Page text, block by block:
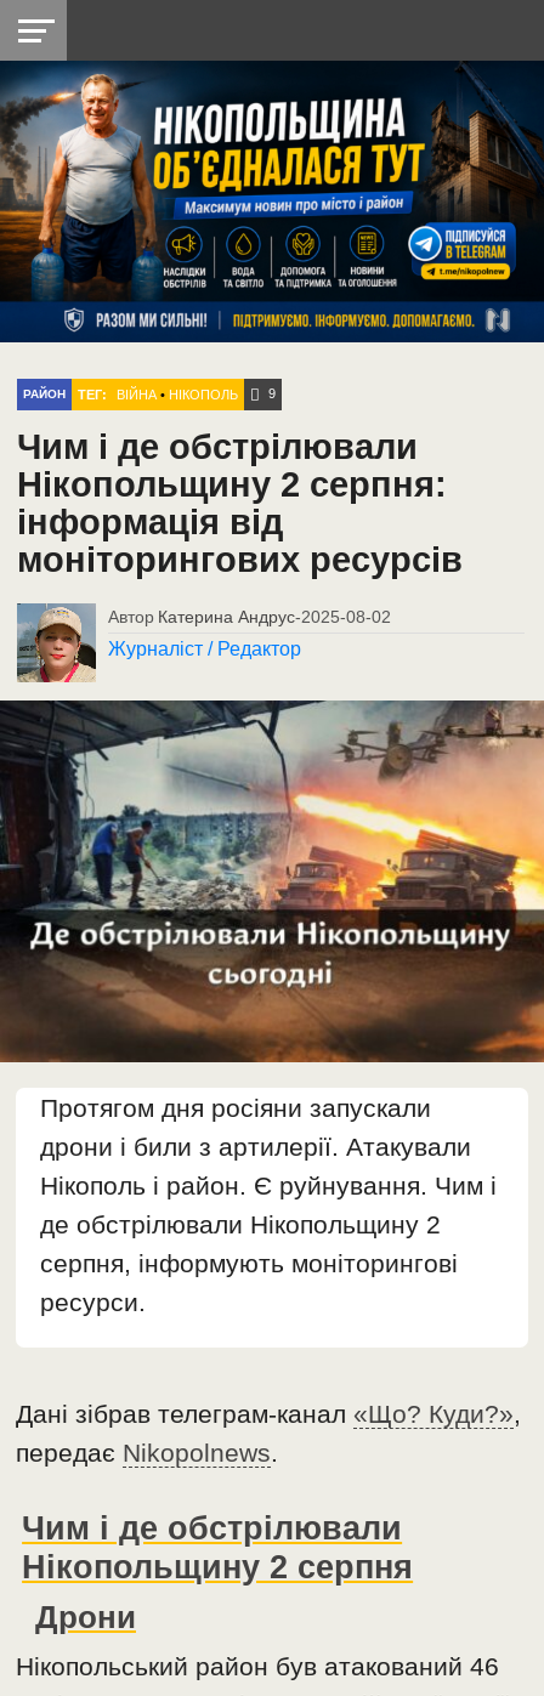
НІКОПОЛЬ
РАЙОН
СІЧЕСЛАВСЬКА
УКРАЇНА
РЕТРО
НІКОПОЛЬ
ЛАЙТ
УКРАЇНА
ДОПОМОГА
РАДІО
РАЙОН ТЕГ: ВІЙНА •НІКОПОЛЬ 9
Чим і де обстрілювали
Нікопольщину 2 серпня:
інформація від
моніторингових ресурсів
Автор Катерина Андрус-2025-08-02
Журналіст / Редактор
Протягом дня росіяни запускали
дрони і били з артилерії. Атакували
Нікополь і район. Є руйнування. Чим і
де обстрілювали Нікопольщину 2
серпня, інформують моніторингові
ресурси.
Дані зібрав телеграм-канал«Що? Куди?»,
передає Nikopolnews.
Чим і де обстрілювали
Нікопольщину 2 серпня
Дрони
Нікопольський район був атакований 46